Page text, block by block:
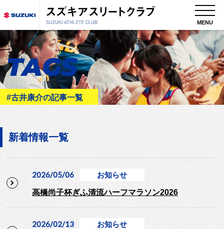
MENU
TAGS
#古井康介の記事一覧
新着情報一覧
2026/05/06 お知らせ
高橋尚子杯ぎふ清流ハーフマラソン2026
2026/02/13 お知らせ